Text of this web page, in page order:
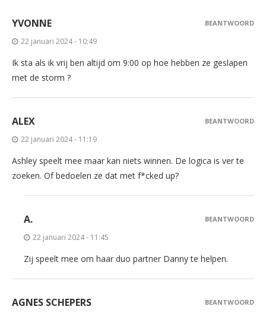
YVONNE
22 januari 2024 - 10:49
Ik sta als ik vrij ben altijd om 9:00 op hoe hebben ze geslapen
met de storm ?
BEANTWOORD
ALEX
22 januari 2024 - 11:19
Ashley speelt mee maar kan niets winnen. De logica is ver te
zoeken. Of bedoelen ze dat met f*cked up?
BEANTWOORD
A.
22 januari 2024 - 11:45
Zij speelt mee om haar duo partner Danny te helpen.
BEANTWOORD
AGNES SCHEPERS BEANTWOORD